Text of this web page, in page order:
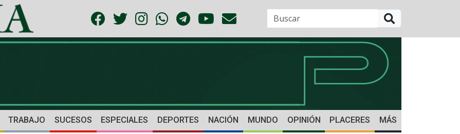
TRABAJO SUCESOS ESPECIALES DEPORTES NACIÓN MUNDO OPINIÓN PLACERES MÁS